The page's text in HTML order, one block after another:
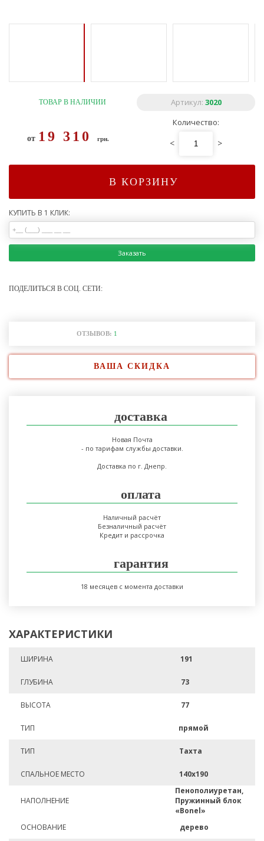
ТОВАР В НАЛИЧИИ Артикул: 3020
от 19 310 грн.
Количество:
< >
В КОРЗИНУ
КУПИТЬ В 1 КЛИК:
Заказать
ПОДЕЛИТЬСЯ В СОЦ. СЕТИ:
ОТЗЫВОВ: 1
ВАША СКИДКА
доставка
Новая Почта
- по тарифам службы доставки.
Доставка по г. Днепр.
оплата
Наличный расчёт
Безналичный расчёт
Кредит и рассрочка
гарантия
18 месяцев с момента доставки
ХАРАКТЕРИСТИКИ
ШИРИНА 191
ГЛУБИНА 73
ВЫСОТА 77
ТИП прямой
ТИП Тахта
СПАЛЬНОЕ МЕСТО 140х190
НАПОЛНЕНИЕ
Пенополиуретан,
Пружинный блок
«Bonel»
ОСНОВАНИЕ
дерево